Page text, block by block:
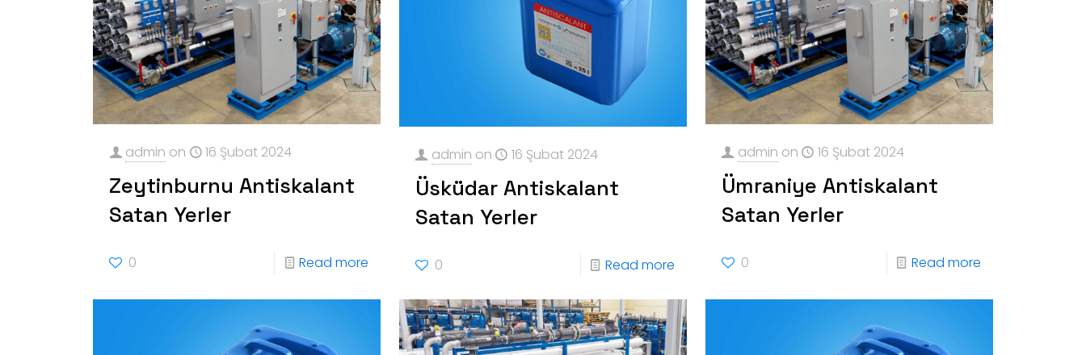
admin on 16 Şubat 2024
Zeytinburnu Antiskalant
Satan Yerler
0 Read more
admin on 16 Şubat 2024
Üsküdar Antiskalant
Satan Yerler
0 Read more
admin on 16 Şubat 2024
Ümraniye Antiskalant
Satan Yerler
0 Read more